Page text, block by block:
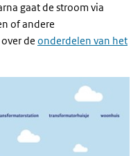
gaat de stroom via
of andere
de onderdelen van het